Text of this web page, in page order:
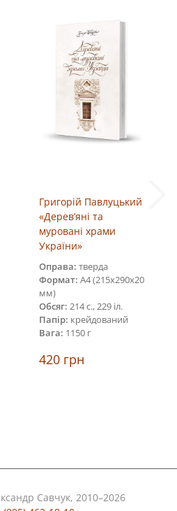
Григорій Павлуцький
«Дерев’яні та
муровані храми
України»
Оправа: тверда
Формат: А4 (215х290х20
мм)
Обсяг: 214 с., 229 іл.
Папір: крейдований
Вага: 1150 г
420 грн
Савчук, 2010–2026